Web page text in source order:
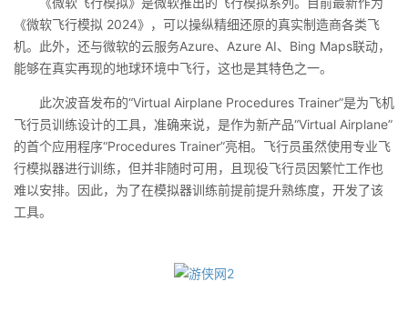
《微软飞行模拟 2024》，可以操纵精细还原的真实制造商各类飞
机。此外，还与微软的云服务Azure、Azure AI、Bing Maps联动，
能够在真实再现的地球环境中飞行，这也是其特色之一。
此次波音发布的“Virtual Airplane Procedures Trainer”是为飞机
飞行员训练设计的工具，准确来说，是作为新产品“Virtual Airplane”
的首个应用程序“Procedures Trainer”亮相。飞行员虽然使用专业飞
行模拟器进行训练，但并非随时可用，且现役飞行员因繁忙工作也
难以安排。因此，为了在模拟器训练前提前提升熟练度，开发了该
工具。